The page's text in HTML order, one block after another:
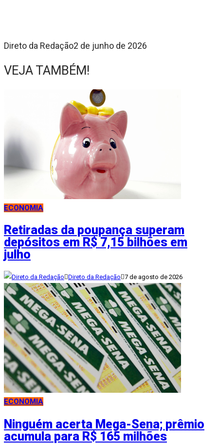
Direto da Redação2 de junho de 2026
VEJA TAMBÉM!
ECONOMIA
Retiradas da poupança superam
depósitos em R$ 7,15 bilhões em
julho
Direto da Redação 7 de agosto de 2026
ECONOMIA
Ninguém acerta Mega-Sena; prêmio
acumula para R$ 165 milhões